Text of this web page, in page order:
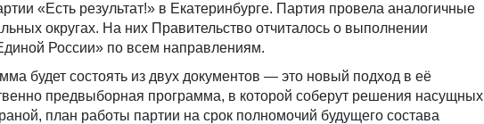
«Есть результат!» в Екатеринбурге. Партия провела аналогичные
округах. На них Правительство отчиталось о выполнении
России» по всем направлениям.
будет состоять из двух документов — это новый подход в её
предвыборная программа, в которой соберут решения насущных
план работы партии на срок полномочий будущего состава